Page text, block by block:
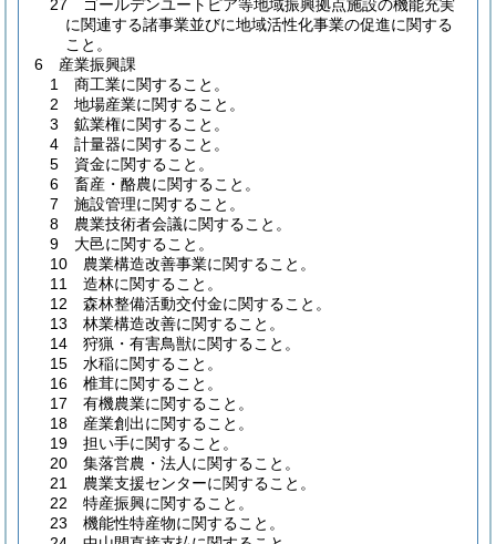
27 ゴールデンユートピア等地域振興拠点施設の機能充実
に関連する諸事業並びに地域活性化事業の促進に関する
こと。
6 産業振興課
1 商工業に関すること。
2 地場産業に関すること。
3 鉱業権に関すること。
4 計量器に関すること。
5 資金に関すること。
6 畜産・酪農に関すること。
7 施設管理に関すること。
8 農業技術者会議に関すること。
9 大邑に関すること。
10 農業構造改善事業に関すること。
11 造林に関すること。
12 森林整備活動交付金に関すること。
13 林業構造改善に関すること。
14 狩猟・有害鳥獣に関すること。
15 水稲に関すること。
16 椎茸に関すること。
17 有機農業に関すること。
18 産業創出に関すること。
19 担い手に関すること。
20 集落営農・法人に関すること。
21 農業支援センターに関すること。
22 特産振興に関すること。
23 機能性特産物に関すること。